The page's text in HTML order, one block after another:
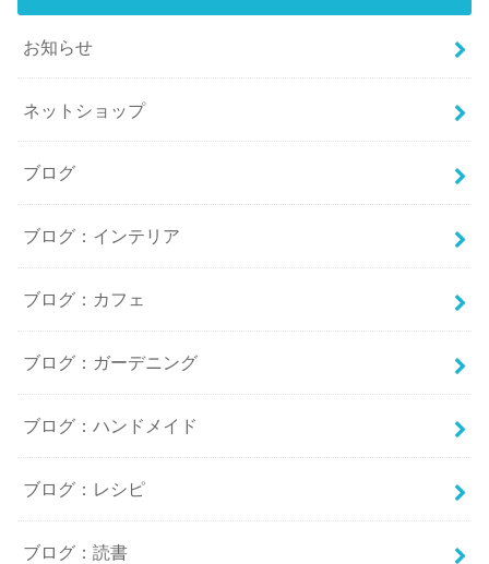
お知らせ
ネットショップ
ブログ
ブログ：インテリア
ブログ：カフェ
ブログ：ガーデニング
ブログ：ハンドメイド
ブログ：レシピ
ブログ：読書